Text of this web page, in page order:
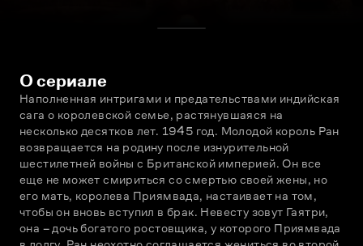
О сериале
Наполненная интригами и предательствами индийская
сага о королевской семье, растянувшаяся на
несколько десятков лет. 1945 год. Молодой король Ран
возвращается на родину после изнурительной
шестилетней войны с Британской империей. Он все
еще не может смириться со смертью своей жены, но
его мать, королева Приямвада, настаивает на том,
чтобы он вновь вступил в брак. Невесту зовут Гаятри,
она – дочь богатого ростовщика, у которого Приямвада